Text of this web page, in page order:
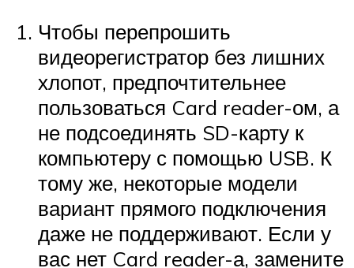
Чтобы перепрошить
видеорегистратор без лишних
хлопот, предпочтительнее
пользоваться Card reader-ом, а
не подсоединять SD-карту к
компьютеру с помощью USB. К
тому же, некоторые модели
вариант прямого подключения
даже не поддерживают. Если у
вас нет Card reader-а, замените